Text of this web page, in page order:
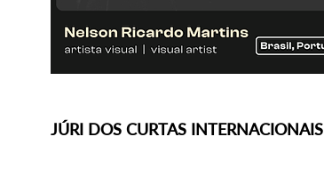
JÚRI DOS CURTAS INTERNACIONAIS